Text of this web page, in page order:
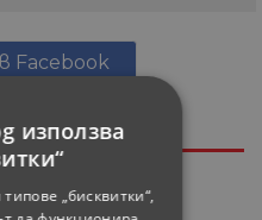
Facebook
използва
„бисквитки“,